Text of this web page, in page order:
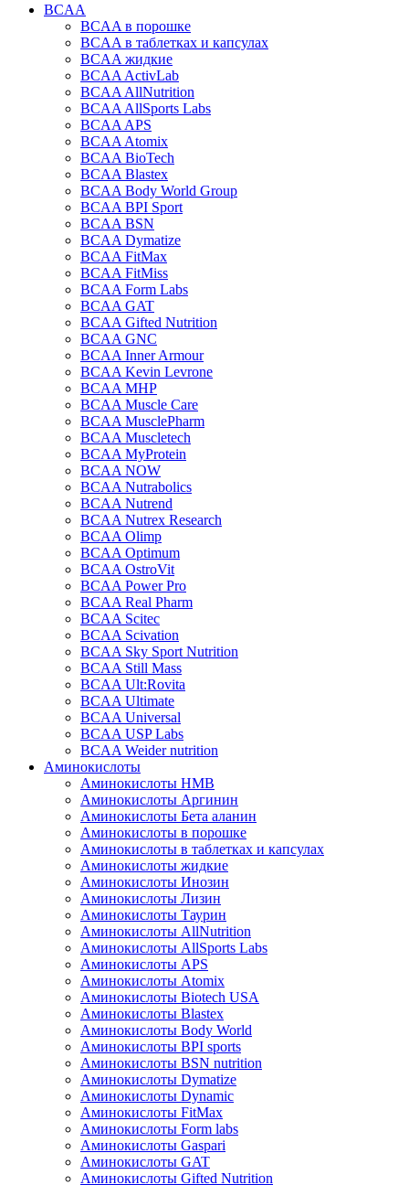
BCAA
BCAA в порошке
BCAA в таблетках и капсулах
BCAA жидкие
BCAA ActivLab
BCAA AllNutrition
BCAA AllSports Labs
BCAA APS
BCAA Atomix
BCAA BioTech
BCAA Blastex
BCAA Body World Group
BCAA BPI Sport
BCAA BSN
BCAA Dymatize
BCAA FitMax
BCAA FitMiss
BCAA Form Labs
BCAA GAT
BCAA Gifted Nutrition
BCAA GNC
BCAA Inner Armour
BCAA Kevin Levrone
BCAA MHP
BCAA Muscle Care
BCAA MusclePharm
BCAA Muscletech
BCAA MyProtein
BCAA NOW
BCAA Nutrabolics
BCAA Nutrend
BCAA Nutrex Research
BCAA Olimp
BCAA Optimum
BCAA OstroVit
BCAA Power Pro
BCAA Real Pharm
BCAA Scitec
BCAA Scivation
BCAA Sky Sport Nutrition
BCAA Still Mass
BCAA Ult:Rovita
BCAA Ultimate
BCAA Universal
BCAA USP Labs
BCAA Weider nutrition
Аминокислоты
Аминокислоты HMB
Аминокислоты Аргинин
Аминокислоты Бета аланин
Аминокислоты в порошке
Аминокислоты в таблетках и капсулах
Аминокислоты жидкие
Аминокислоты Инозин
Аминокислоты Лизин
Аминокислоты Таурин
Аминокислоты AllNutrition
Аминокислоты AllSports Labs
Аминокислоты APS
Аминокислоты Atomix
Аминокислоты Biotech USA
Аминокислоты Blastex
Аминокислоты Body World
Аминокислоты BPI sports
Аминокислоты BSN nutrition
Аминокислоты Dymatize
Аминокислоты Dynamic
Аминокислоты FitMax
Аминокислоты Form labs
Аминокислоты Gaspari
Аминокислоты GAT
Аминокислоты Gifted Nutrition